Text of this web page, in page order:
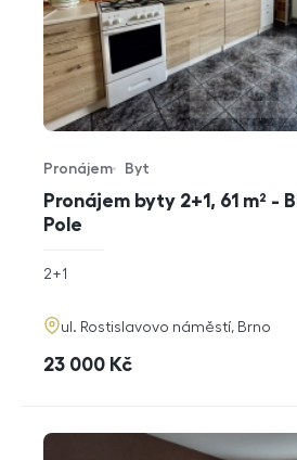
Pronájem byty 2+1, 61 m² -
Pole
Typ nabídky
Pronájem
Typ nemovitosti
Byt
rozměry
dispozice
2+1
adresa
ul. Rostislavovo náměstí, Brno
cena
23 000 Kč